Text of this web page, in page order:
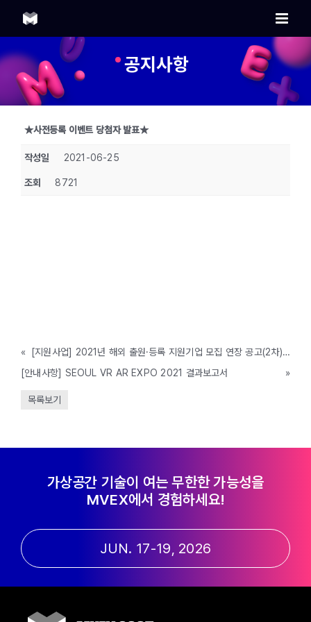
content
공지사항
★사전등록 이벤트 당첨자 발표★
작성일 2021-06-25
조회 8721
«
[지원사업] 2021년 해외 출원·등록 지원기업 모집 연장 공고(2차) (한국지식재산보호원, ~6/23까지)
[안내사항] SEOUL VR AR EXPO 2021 결과보고서
»
목록보기
가상공간 기술이 여는 무한한 가능성을
MVEX에서 경험하세요!
JUN. 17-19, 2026